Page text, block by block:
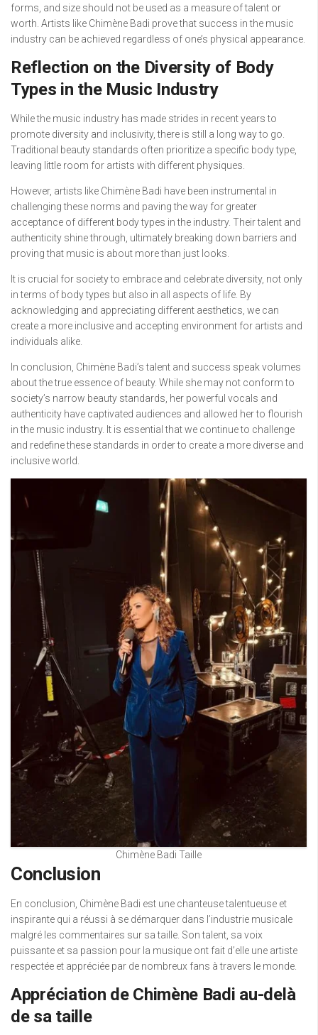
forms, and size should not be used as a measure of talent or
worth. Artists like Chimène Badi prove that success in the music
industry can be achieved regardless of one’s physical appearance.
Reflection on the Diversity of Body
Types in the Music Industry
While the music industry has made strides in recent years to
promote diversity and inclusivity, there is still a long way to go.
Traditional beauty standards often prioritize a specific body type,
leaving little room for artists with different physiques.
However, artists like Chimène Badi have been instrumental in
challenging these norms and paving the way for greater
acceptance of different body types in the industry. Their talent and
authenticity shine through, ultimately breaking down barriers and
proving that music is about more than just looks.
It is crucial for society to embrace and celebrate diversity, not only
in terms of body types but also in all aspects of life. By
acknowledging and appreciating different aesthetics, we can
create a more inclusive and accepting environment for artists and
individuals alike.
In conclusion, Chimène Badi’s talent and success speak volumes
about the true essence of beauty. While she may not conform to
society’s narrow beauty standards, her powerful vocals and
authenticity have captivated audiences and allowed her to flourish
in the music industry. It is essential that we continue to challenge
and redefine these standards in order to create a more diverse and
inclusive world.
Chimène Badi Taille
Conclusion
En conclusion, Chimène Badi est une chanteuse talentueuse et
inspirante qui a réussi à se démarquer dans l’industrie musicale
malgré les commentaires sur sa taille. Son talent, sa voix
puissante et sa passion pour la musique ont fait d’elle une artiste
respectée et appréciée par de nombreux fans à travers le monde.
Appréciation de Chimène Badi au-delà
de sa taille